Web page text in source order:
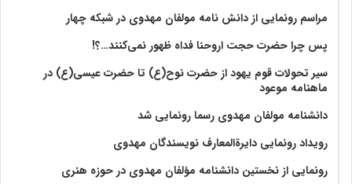
مراسم رونمایی از دانش نامه مولفان مهدوی در شبکه چهار
پس چرا حضرت حجت اروحنا فداه ظهور نمی‌کنند…؟!
سیر تحولات قوم یهود از حضرت نوح(ع) تا حضرت عیسی(ع) در
ماهنامه موعود
دانشنامه مولفان مهدوی رسما رونمایی شد
رویداد رونمایی دایرةالمعارف نویسندگان مهدوی
رونمایی از نخستین دانشنامه مؤلفان مهدوی در حوزه هنری